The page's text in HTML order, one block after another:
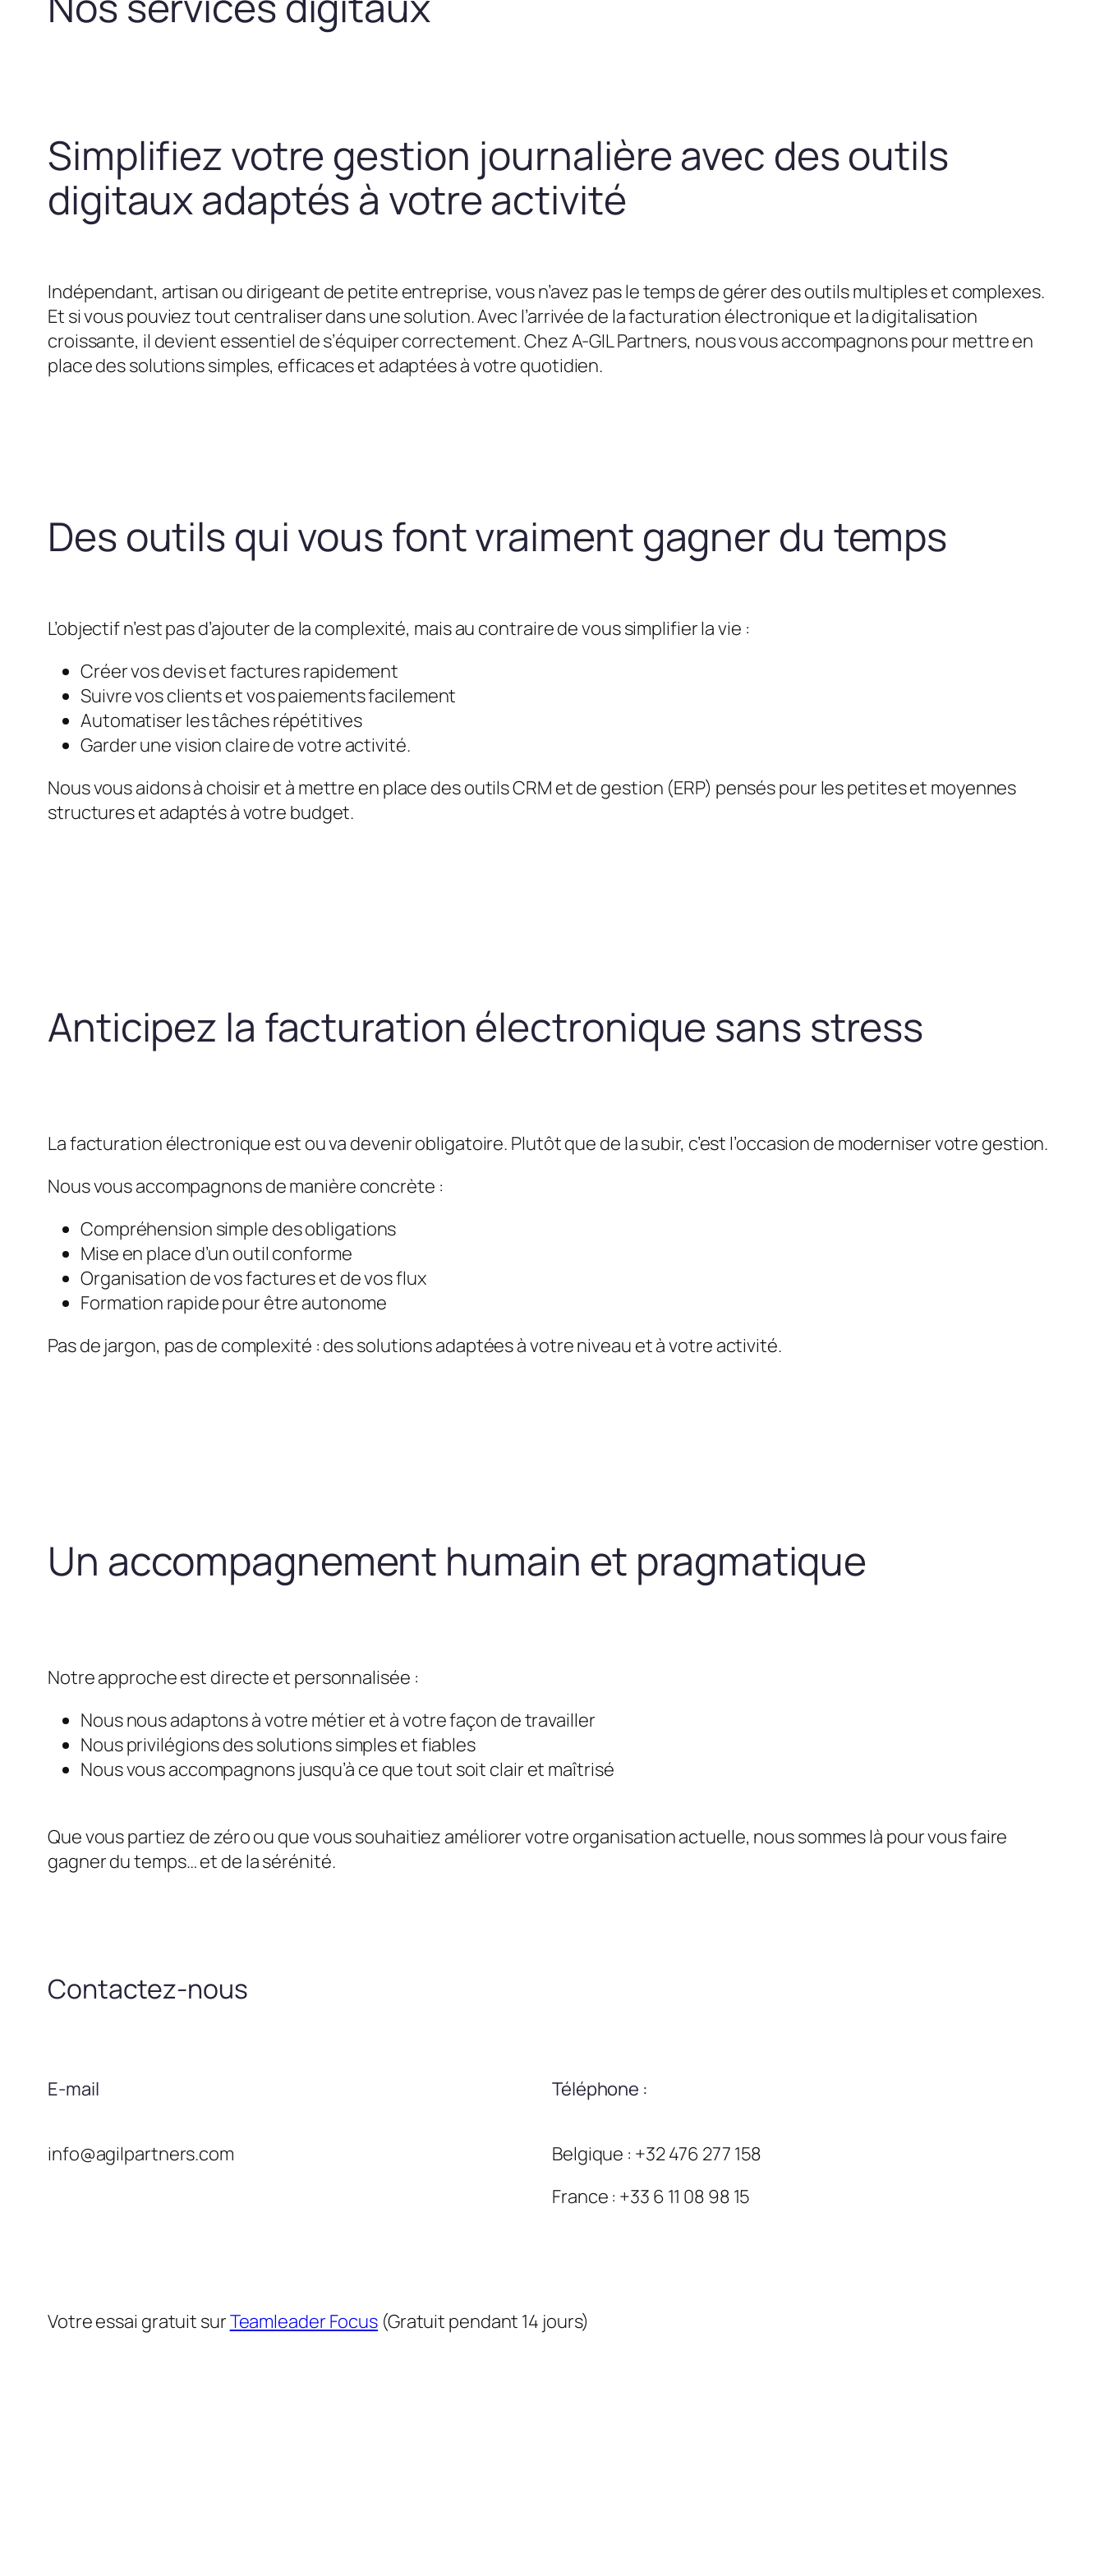
Simplifiez votre gestion journalière avec des outils
digitaux adaptés à votre activité
Indépendant, artisan ou dirigeant de petite entreprise, vous n’avez pas le temps de gérer des outils multiples et complexes.
Et si vous pouviez tout centraliser dans une solution. Avec l’arrivée de la facturation électronique et la digitalisation
croissante, il devient essentiel de s’équiper correctement. Chez A-GIL Partners, nous vous accompagnons pour mettre en
place des solutions simples, efficaces et adaptées à votre quotidien.
Des outils qui vous font vraiment gagner du temps
L’objectif n’est pas d’ajouter de la complexité, mais au contraire de vous simplifier la vie :
Créer vos devis et factures rapidement
Suivre vos clients et vos paiements facilement
Automatiser les tâches répétitives
Garder une vision claire de votre activité.
Nous vous aidons à choisir et à mettre en place des outils CRM et de gestion (ERP) pensés pour les petites et moyennes
structures et adaptés à votre budget.
Anticipez la facturation électronique sans stress
La facturation électronique est ou va devenir obligatoire. Plutôt que de la subir, c’est l’occasion de moderniser votre gestion.
Nous vous accompagnons de manière concrète :
Compréhension simple des obligations
Mise en place d’un outil conforme
Organisation de vos factures et de vos flux
Formation rapide pour être autonome
Pas de jargon, pas de complexité : des solutions adaptées à votre niveau et à votre activité.
Un accompagnement humain et pragmatique
Notre approche est directe et personnalisée :
Nous nous adaptons à votre métier et à votre façon de travailler
Nous privilégions des solutions simples et fiables
Nous vous accompagnons jusqu’à ce que tout soit clair et maîtrisé
Que vous partiez de zéro ou que vous souhaitiez améliorer votre organisation actuelle, nous sommes là pour vous faire
gagner du temps… et de la sérénité.
Contactez-nous
E-mail
info@agilpartners.com
Téléphone :
Belgique : +32 476 277 158
France : +33 6 11 08 98 15
Votre essai gratuit surTeamleader Focus (Gratuit pendant 14 jours)